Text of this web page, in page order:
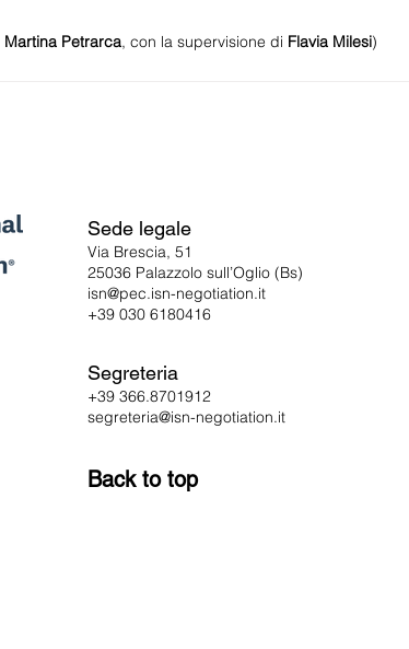
Martina Petrarca, con la supervisione di Flavia Milesi)
Sede legale
Via Brescia, 51
25036 Palazzolo sull’Oglio (Bs)
isn@pec.isn-negotiation.it
+39 030 6180416
Segreteria
+39 366.8701912
segreteria@isn-negotiation.it
Back to top